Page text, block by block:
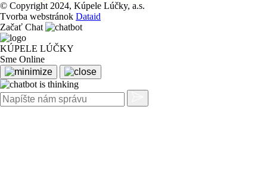
© Copyright 2024, Kúpele Lúčky, a.s.
Tvorba webstránok Dataid
Začať Chat
KÚPELE LÚČKY
Sme Online